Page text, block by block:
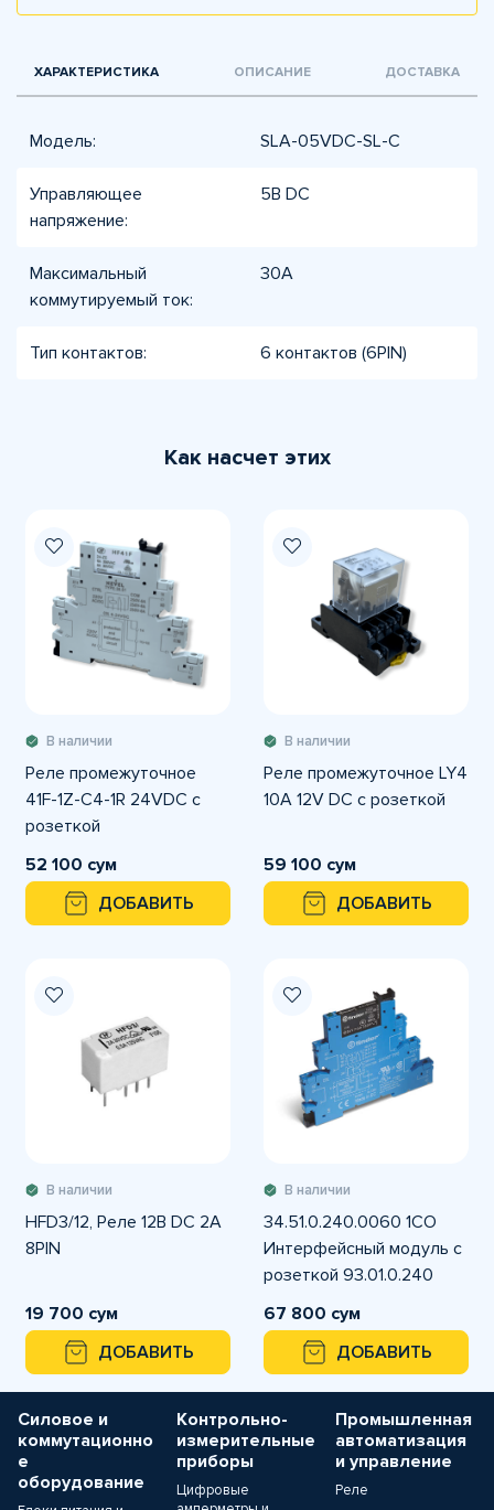
ХАРАКТЕРИСТИКА ОПИСАНИЕ ДОСТАВКА
Модель: SLA-05VDC-SL-C
Управляющее
напряжение:
5В DC
Максимальный
коммутируемый ток:
30А
Тип контактов: 6 контактов (6PIN)
Как насчет этих
В наличии
Реле промежуточное
41F-1Z-C4-1R 24VDC с
розеткой
52 100 сум
ДОБАВИТЬ
В наличии
Реле промежуточное LY4
10A 12V DC с розеткой
59 100 сум
ДОБАВИТЬ
В наличии
HFD3/12, Реле 12В DC 2A
8PIN
19 700 сум
ДОБАВИТЬ
В наличии
34.51.0.240.0060 1CO
Интерфейсный модуль с
розеткой 93.01.0.240
Finder
67 800 сум
ДОБАВИТЬ
Силовое и
коммутационно
е
оборудование
Контрольно-
измерительные
приборы
Цифровые
Промышленная
автоматизация
и управление
Реле